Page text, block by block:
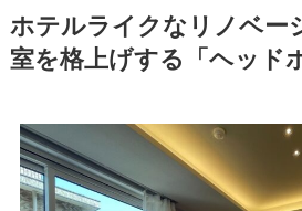
ホテルライクなリノベー
室を格上げする「ヘッド